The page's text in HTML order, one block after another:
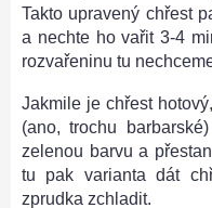
Takto upravený chřest
a nechte ho vařit 3-4
rozvařeninu tu
Jakmile je chřest
(ano, trochu
zelenou barvu a
tu pak varianta dát
zprudka zchladit.